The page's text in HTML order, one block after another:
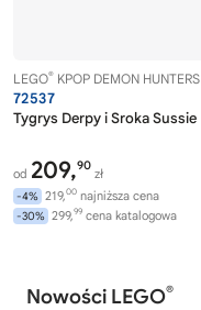
LEGO® KPOP DEMON HUNTERS
72537
Tygrys Derpy i Sroka Sussie
od 209,90
zł
-4% 219,00 najniższa cena
-30% 299,99 cena katalogowa
Nowości LEGO®